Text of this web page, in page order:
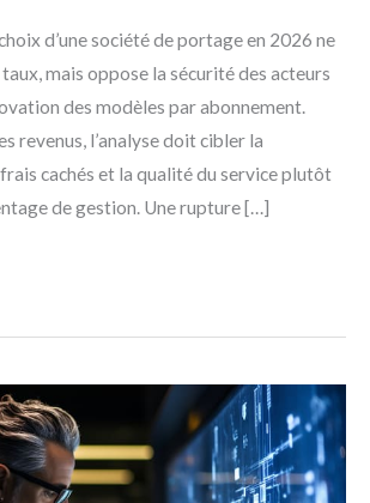
choix d’une société de portage en 2026 ne
mais oppose la sécurité des acteurs
des modèles par abonnement.
revenus, l’analyse doit cibler la
cachés et la qualité du service plutôt
de gestion. Une rupture […]